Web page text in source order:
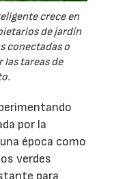
crece en
de jardín
conectadas o
tareas de
por la
época como
verdes
para